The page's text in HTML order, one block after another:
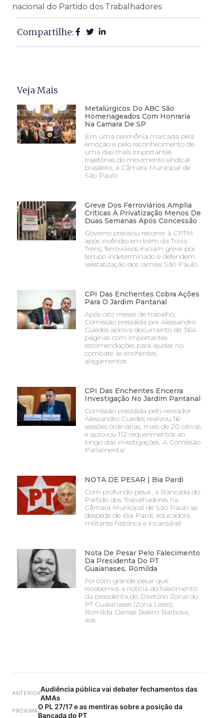
nacional do Partido dos Trabalhadores
Compartilhe:
Veja Mais
Metalúrgicos Do ABC São
Homenageados Com Honraria
Na Camara De SP
Em uma cerimônia marcada pela
emoção e pelo reconhecimento de
uma das mais importantes
trajetórias do movimento sindical
brasileiro, a Câmara Municipal de
São Paulo
Greve Dos Ferroviários Amplia
Críticas À Privatização Menos De
Duas Semanas Após Concessão
Governo precisou recorrer à CPTM
após incêndio em trem da Trivia
Trens; ferroviários iniciam greve por
tempo indeterminado e defendem
reestatização dos ramais São Paulo
CPI Das Enchentes Cobra Ações
Para O Jardim Pantanal
Após oito meses de trabalho,
Comissão presidida por Alessandro
Guedes aprova documento de 364
páginas com importantes
recomendações para ajudar no
combate às enchentes,
alagamentos
CPI Das Enchentes Encerra
Investigação No Jardim Pantanal
Comissão presidida pelo vereador
Alessandro Guedes realizou 16
sessões ordinárias, mais de 20 oitivas
e aprovou 112 requerimentos ao
longo das investigações. A Comissão
Parlamentar
NOTA DE PESAR | Bia Pardi
Com profundo pesar, a Bancada do
Partido dos Trabalhadores na
Câmara Municipal de São Paulo se
despede de Bia Pardi, educadora,
militante histórica e incansável
Nota De Pesar Pelo Falecimento
Da Presidenta Do PT
Guaianases, Romilda
Foi com grande pesar que
recebemos a notícia do falecimento
da presidenta do Diretório Zonal do
PT Guaianases (Zona Leste),
Romilda Denise Belém Barbosa,
aos
ANTERIORAudiência pública vai debater fechamentos das
AMAs
PRÓXIMAO PL 27/17 e as mentiras sobre a posição da
Bancada do PT